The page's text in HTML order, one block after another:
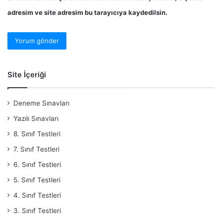
adresim ve site adresim bu tarayıcıya kaydedilsin.
Site İçeriği
Deneme Sınavları
Yazılı Sınavları
8. Sınıf Testleri
7. Sınıf Testleri
6. Sınıf Testleri
5. Sınıf Testleri
4. Sınıf Testleri
3. Sınıf Testleri